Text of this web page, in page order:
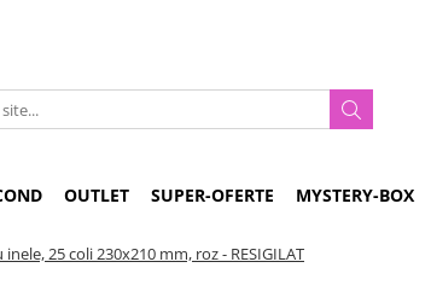
OUTLET SUPER-OFERTE MYSTERY-BOX
25 coli 230x210 mm, roz - RESIGILAT